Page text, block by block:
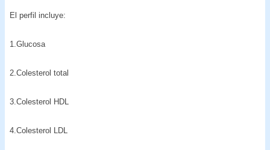
El perfil incluye:
1.Glucosa
2.Colesterol total
3.Colesterol HDL
4.Colesterol LDL